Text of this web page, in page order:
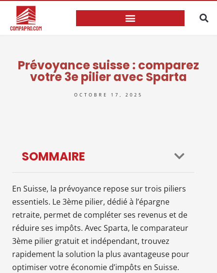
Prévoyance suisse : comparez
votre 3e pilier avec Sparta
OCTOBRE 17, 2025
SOMMAIRE
En Suisse, la prévoyance repose sur trois piliers
essentiels. Le 3ème pilier, dédié à l’épargne
retraite, permet de compléter ses revenus et de
réduire ses impôts. Avec Sparta, le comparateur
3ème pilier gratuit et indépendant, trouvez
rapidement la solution la plus avantageuse pour
optimiser votre économie d’impôts en Suisse.